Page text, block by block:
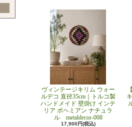
ヴィンテージキリム ウォー
ルデコ 直径35cm｜トルコ製
ハンドメイド 壁掛け インテ
リア ボヘミアン ナチュラ
ル metaldecor-008
17,900円(税込)